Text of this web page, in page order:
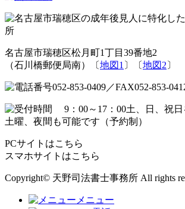
名古屋市瑞穂区松月町1丁目39番地2
（石川橋郵便局南）〔 地図1 〕〔 地図2 〕
PCサイトはこちら
スマホサイトはこちら
Copyright© 天野司法書士事務所 All rights
メニュー